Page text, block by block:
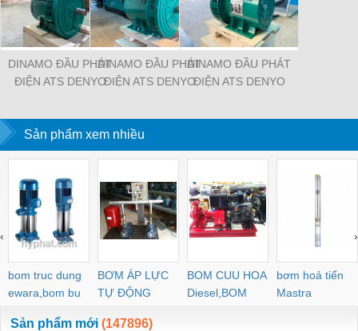
DINAMO ĐẦU PHÁT
ĐIỆN ATS DENYO
DINAMO ĐẦU PHÁT
ĐIỆN ATS DENYO
DINAMO ĐẦU PHÁT
ĐIỆN ATS DENYO
Sản phẩm xem nhiều
bom truc dung
ewara,bom bu
ewara
BƠM ÁP LỰC
TỰ ĐỘNG
BOM CUU HOA
Diesel,BOM
CHUA CHAY
bơm hoả tiển
Mastra
‹ ›
Sản phẩm mới (147896)